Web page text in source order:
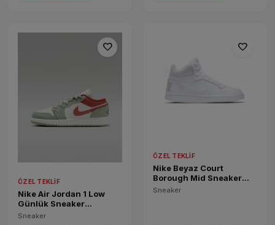
favorite
ÖZEL TEKLIF
Nike Air Jordan 1 Low
Günlük Sneaker
553560-133
Sneaker
favorite
ÖZEL TEKLIF
Nike Beyaz Court
Borough Mid Sneaker
839977-100
Sneaker